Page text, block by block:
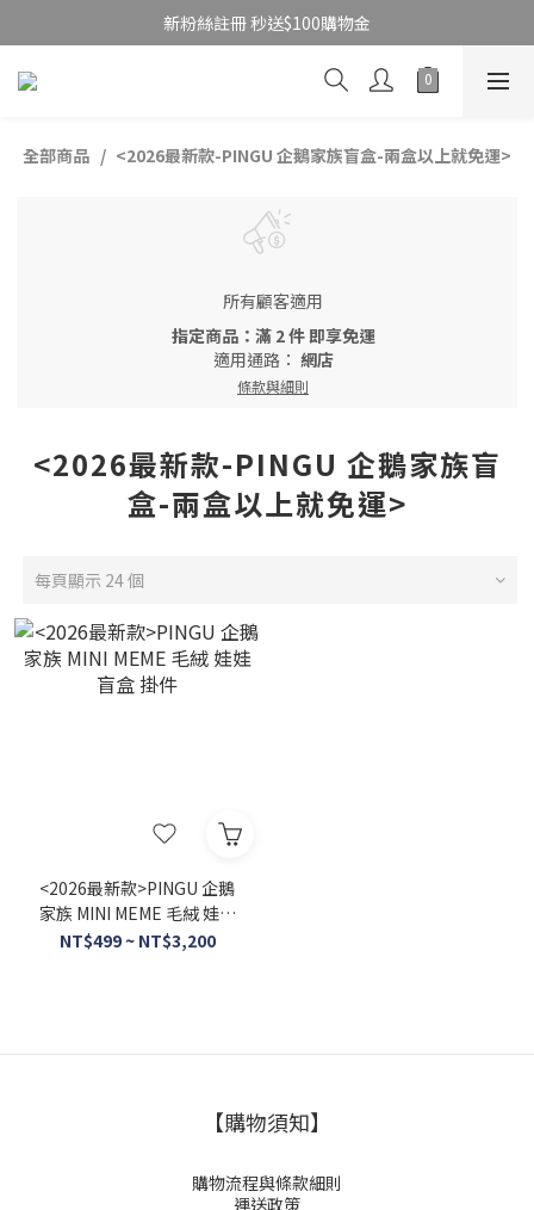
新粉絲註冊 秒送$100購物金
全部商品 <2026最新款-PINGU 企鵝家族盲盒-兩盒以上就免運>
所有顧客適用
指定商品：滿 2 件 即享免運
適用通路： 網店
條款與細則
<2026最新款-PINGU 企鵝家族盲
盒-兩盒以上就免運>
每頁顯示 24 個
<2026最新款>PINGU 企鵝
家族 MINI MEME 毛絨 娃娃
盲盒 掛件
NT$499 ~ NT$3,200
【購物須知】
購物流程與條款細則
運送政策